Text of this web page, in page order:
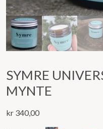
SYMRE
MYNTE
kr 340,00